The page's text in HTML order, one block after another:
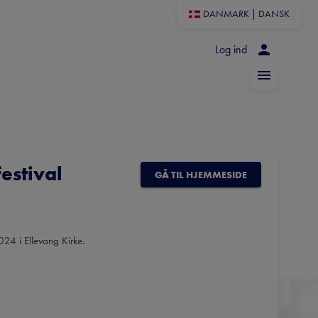
DANMARK DANSK
Log ind
GÅ TIL HJEMMESIDE
i Ellevang Kirke.